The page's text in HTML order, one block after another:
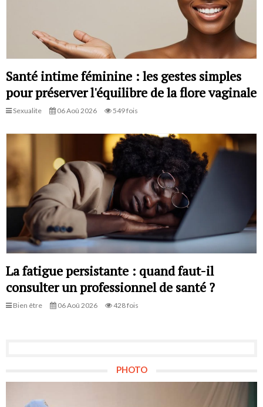
Santé intime féminine : les gestes simples
pour préserver l'équilibre de la flore vaginale
Sexualite 06 Aoû 2026 549 fois
La fatigue persistante : quand faut-il
consulter un professionnel de santé ?
Bien être 06 Aoû 2026 428 fois
PHOTO